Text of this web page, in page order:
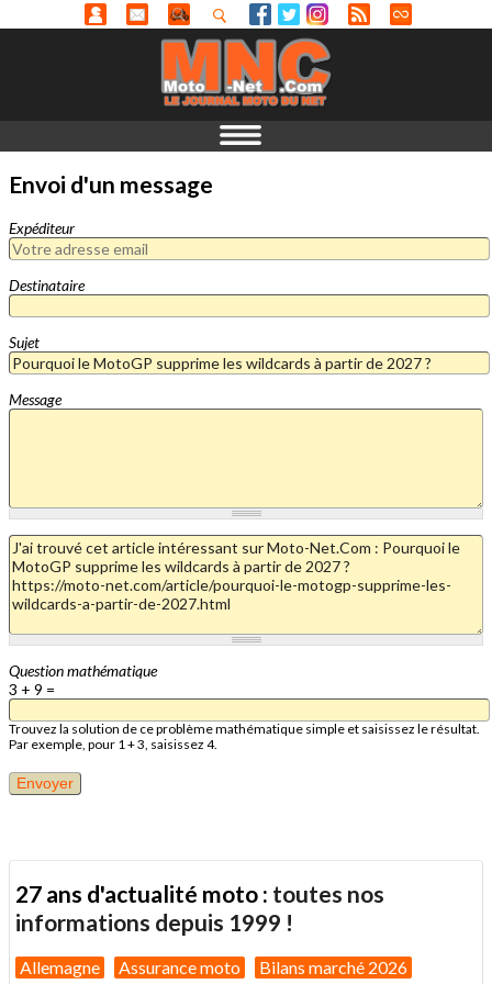
Envoi d'un message
Expéditeur
Destinataire
Sujet
Message
Question mathématique
3 + 9 =
Trouvez la solution de ce problème mathématique simple et saisissez le résultat.
Par exemple, pour 1 + 3, saisissez 4.
27 ans d'actualité moto : toutes nos
informations depuis 1999 !
Allemagne Assurance moto Bilans marché 2026